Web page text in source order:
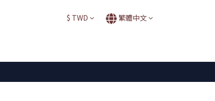
$ TWD 繁體中文